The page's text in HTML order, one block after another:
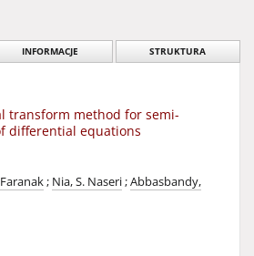
INFORMACJE STRUKTURA
transform method for semi-
differential equations
; Nia, S. Naseri;Abbasbandy,